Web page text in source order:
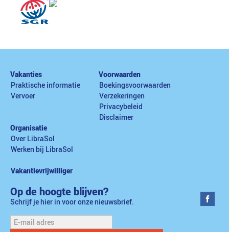
Vakanties
Praktische informatie
Vervoer
Voorwaarden
Boekingsvoorwaarden
Verzekeringen
Privacybeleid
Disclaimer
Organisatie
Over LibraSol
Werken bij LibraSol
Vakantievrijwilliger
Op de hoogte blijven?
Schrijf je hier in voor onze nieuwsbrief.